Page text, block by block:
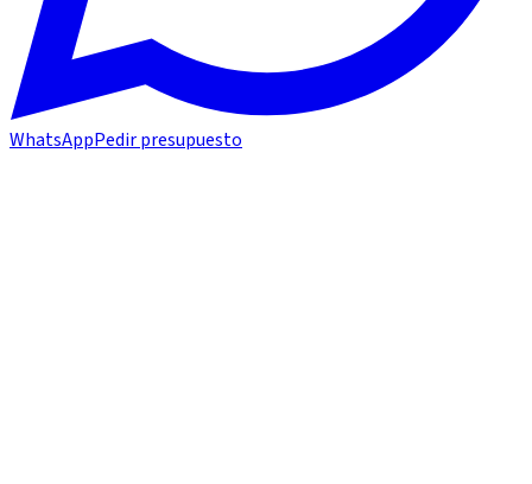
WhatsAppPedir presupuesto